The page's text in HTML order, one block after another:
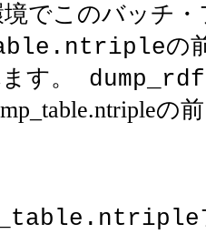
でこのバッチ
の
す。
の